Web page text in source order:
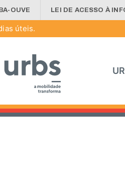
OUVE LEI DE ACESSO À
úteis.